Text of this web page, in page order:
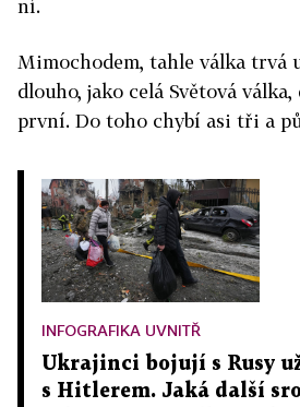
ní.
Mimochodem, tahle válka trvá
dlouho, jako celá Světová
první. Do toho chybí asi tři a
INFOGRAFIKA UVNITŘ
Ukrajinci bojují s Rusy
s Hitlerem. Jaká další